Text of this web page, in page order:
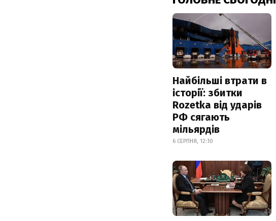
Найбільші втрати в
історії: збитки
Rozetka від ударів
РФ сягають
мільярдів
6 СЕРПНЯ, 12:10